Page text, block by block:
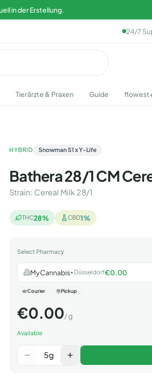
in der Erstellung.
24/7
Tierärzte & Praxen Guide
HYBRID Snowman S1 x Y-Life
Bathera 28/1 CM
Strain: Cereal Milk 28/1
THC28% CBD1%
Select Pharmacy
MyCannabis• Düsseldorf€0.00
Courier Pickup
€0.00/g
Available
5g